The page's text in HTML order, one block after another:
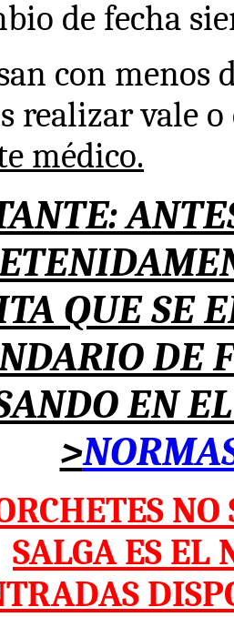
de fecha
con menos
realizar vale
médico.
QUE SE
DE
EN
>
SALGA ES EL